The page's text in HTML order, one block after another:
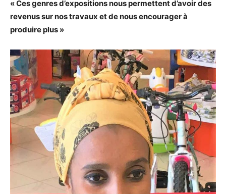
« Ces genres d’expositions nous permettent d’avoir des
revenus sur nos travaux et de nous encourager à
produire plus »